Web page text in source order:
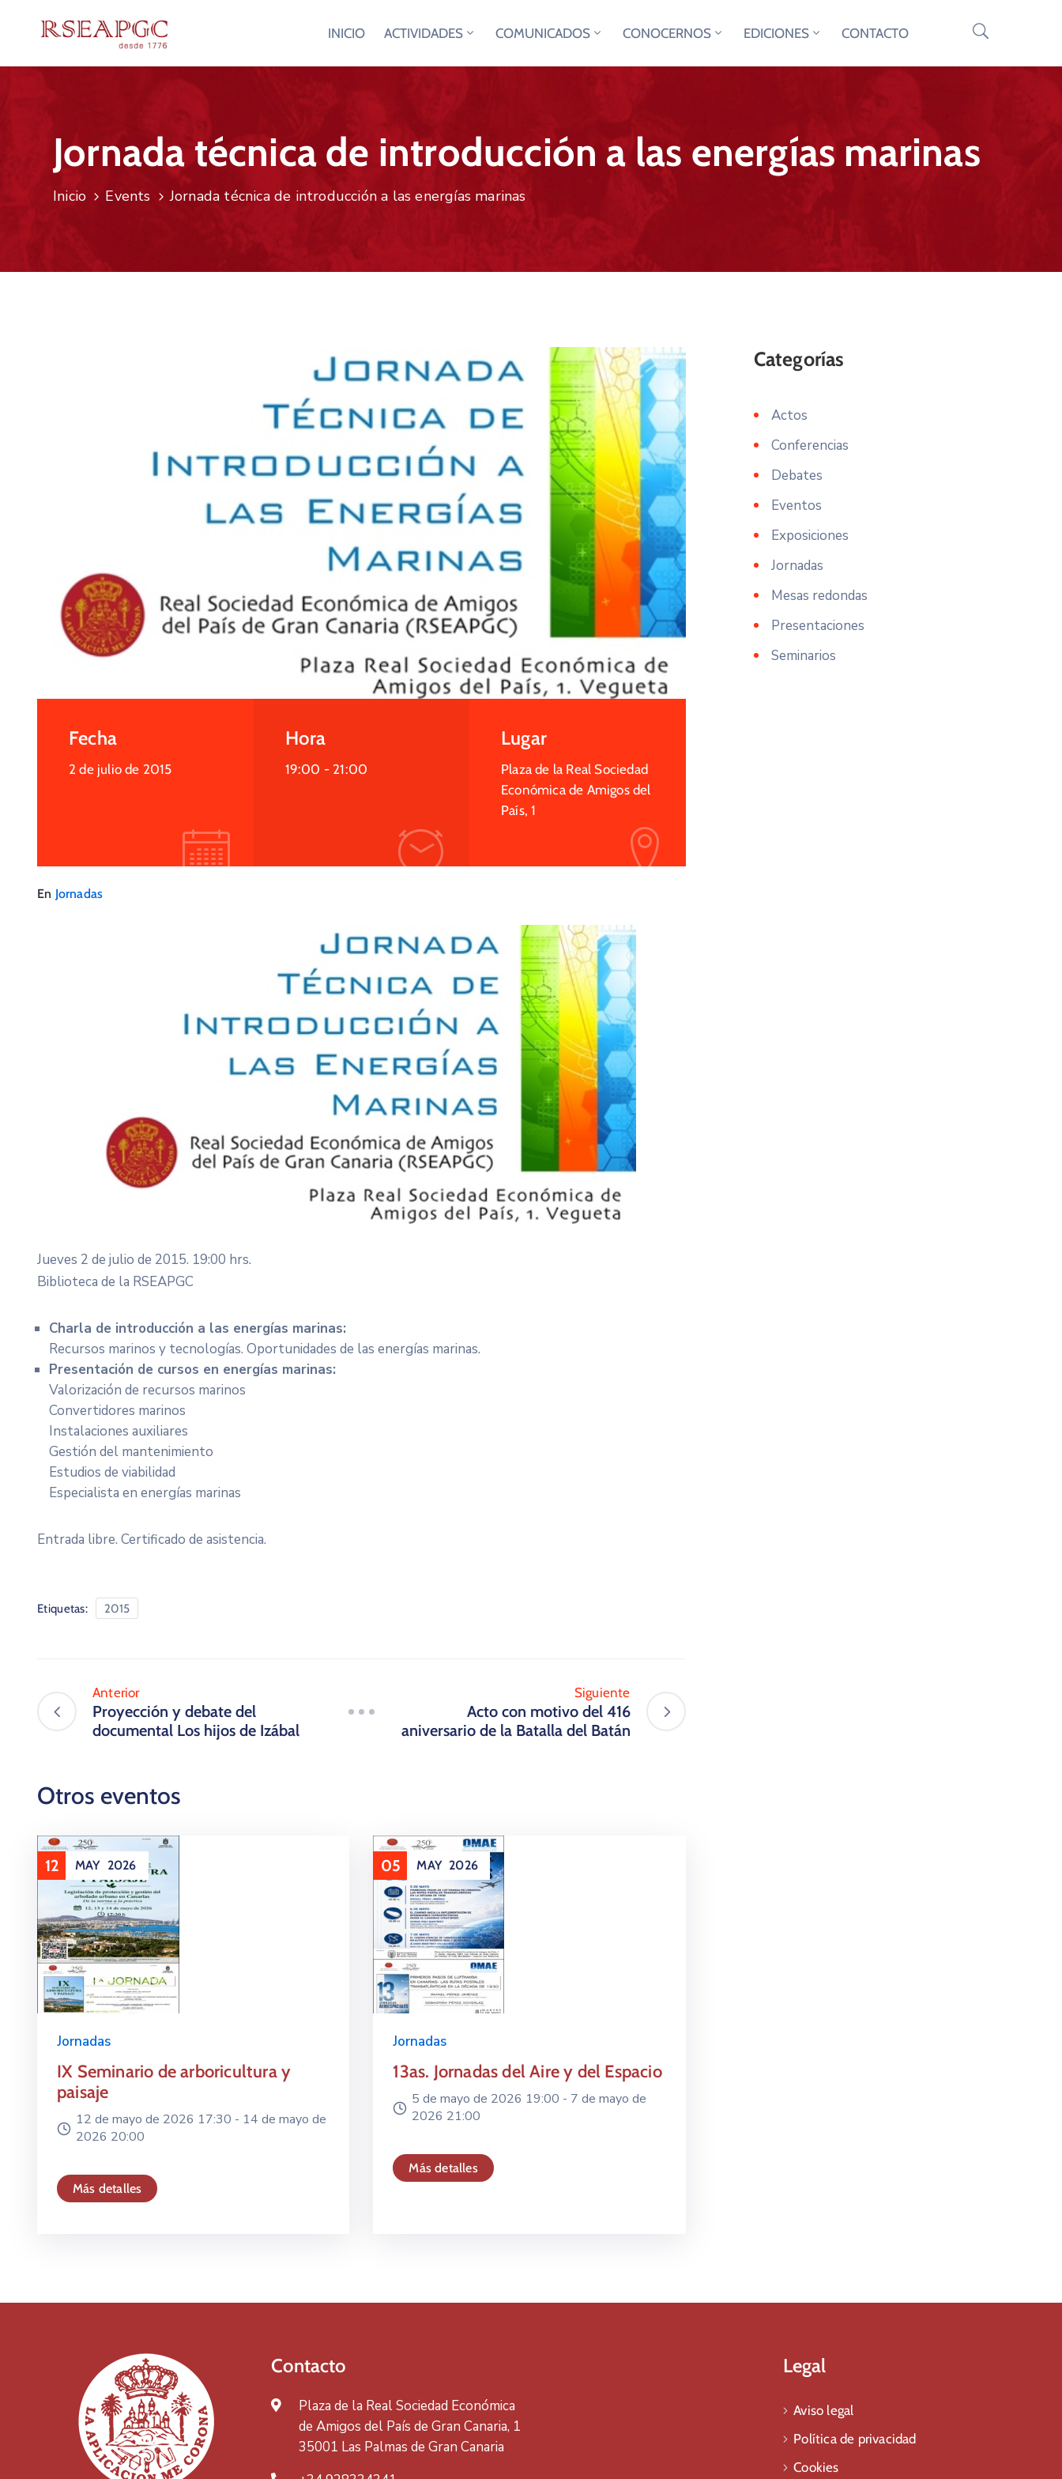
INICIO ACTIVIDADES COMUNICADOS CONOCERNOS EDICIONES CONTACTO
Jornada técnica de introducción a las energías marinas
Inicio Events Jornada técnica de introducción a las energías marinas
Fecha
2 de julio de 2015
Hora
19:00 - 21:00
Lugar
Plaza de la Real Sociedad
Económica de Amigos del
País, 1
En Jornadas
Jueves 2 de julio de 2015. 19:00 hrs.
Biblioteca de la RSEAPGC
Charla de introducción a las energías marinas:
Recursos marinos y tecnologías. Oportunidades de las energías marinas.
Presentación de cursos en energías marinas:
Valorización de recursos marinos
Convertidores marinos
Instalaciones auxiliares
Gestión del mantenimiento
Estudios de viabilidad
Especialista en energías marinas
Entrada libre. Certificado de asistencia.
Etiquetas: 2015
Anterior
Proyección y debate del
documental Los hijos de Izábal
Siguiente
Acto con motivo del 416
aniversario de la Batalla del Batán
Otros eventos
12 MAY 2026
Jornadas
IX Seminario de arboricultura y
paisaje
12 de mayo de 2026 17:30 - 14 de mayo de
2026 20:00
Más detalles
05 MAY 2026
Jornadas
13as. Jornadas del Aire y del Espacio
5 de mayo de 2026 19:00 - 7 de mayo de
2026 21:00
Más detalles
Actos
Conferencias
Debates
Eventos
Exposiciones
Jornadas
Mesas redondas
Presentaciones
Seminarios
Contacto
Plaza de la Real Sociedad Económica
de Amigos del País de Gran Canaria, 1
35001 Las Palmas de Gran Canaria
Legal
Aviso legal
Política de privacidad
Cookies